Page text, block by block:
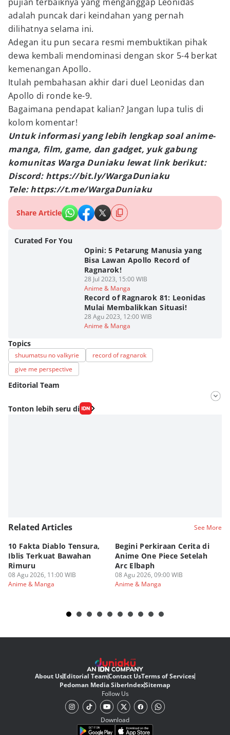
adalah puncak dari keindahan yang pernah
dilihatnya selama ini.
Adegan itu pun secara resmi membuktikan pihak
dewa kembali mendominasi dengan skor 5-4 berkat
kemenangan Apollo.
Itulah pembahasan akhir dari duel Leonidas dan
Apollo di ronde ke-9.
Bagaimana pendapat kalian? Jangan lupa tulis di
kolom komentar!
Untuk informasi yang lebih lengkap soal anime-
manga, film, game, dan gadget, yuk gabung
komunitas Warga Duniaku lewat link berikut:
Discord: https://bit.ly/WargaDuniaku
Tele: https://t.me/WargaDuniaku
Share Article
Curated For You
Opini: 5 Petarung Manusia yang
Bisa Lawan Apollo Record of
Ragnarok!
28 Jul 2023, 15:00 WIB
Anime & Manga
Record of Ragnarok 81: Leonidas
Mulai Membalikkan Situasi!
28 Agu 2023, 12:00 WIB
Anime & Manga
Topics
shuumatsu no valkyrie
record of ragnarok
give me perspective
Editorial Team
Editor
Fahrul Razi Uni Nurullah
Tonton lebih seru di
Related Articles See More
10 Fakta Diablo Tensura,
Iblis Terkuat Bawahan
Rimuru
08 Agu 2026, 11:00 WIB
Anime & Manga
Begini Perkiraan Cerita di
Anime One Piece Setelah
Arc Elbaph
08 Agu 2026, 09:00 WIB
Anime & Manga
About UsEditorial TeamContact UsTerms of Services
Pedoman Media SiberIndexSitemap
Follow Us
Download